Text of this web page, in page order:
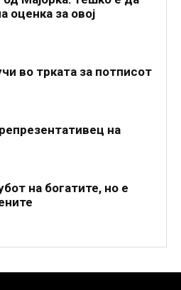
оценка за овој
во трката за потписот
на
на богатите, но е